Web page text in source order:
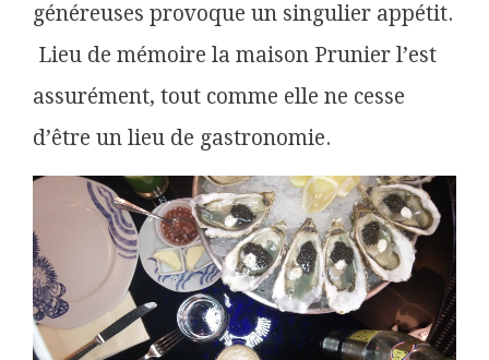
généreuses provoque un singulier appétit.
Lieu de mémoire la maison Prunier l’est
assurément, tout comme elle ne cesse
d’être un lieu de gastronomie.